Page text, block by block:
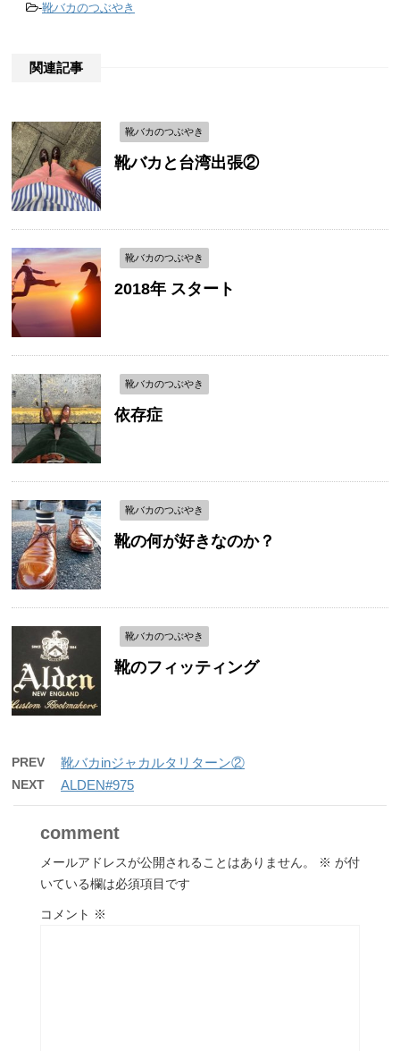
-靴バカのつぶやき
関連記事
靴バカのつぶやき
靴バカと台湾出張②
靴バカのつぶやき
2018年 スタート
靴バカのつぶやき
依存症
靴バカのつぶやき
靴の何が好きなのか？
靴バカのつぶやき
靴のフィッティング
PREV 靴バカinジャカルタリターン②
NEXT ALDEN#975
comment
メールアドレスが公開されることはありません。 ※ が付
いている欄は必須項目です
コメント ※